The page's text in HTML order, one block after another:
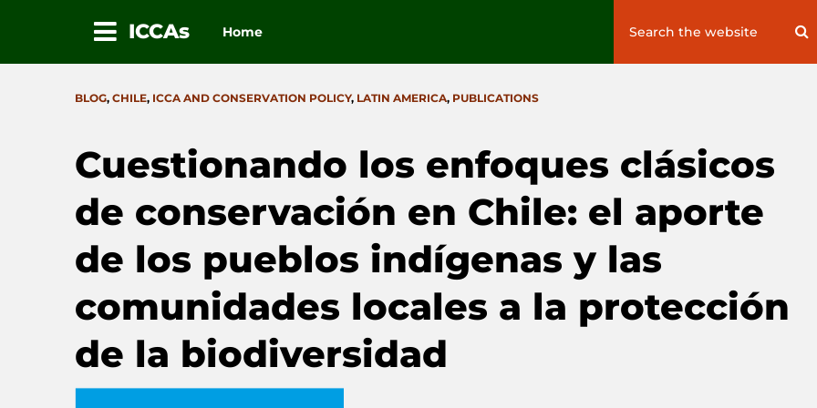
ICCAs Home
Search
CATEGORIES
BLOG, CHILE, ICCA AND CONSERVATION POLICY, LATIN AMERICA, PUBLICATIONS
Cuestionando los enfoques clásicos
de conservación en Chile: el aporte
de los pueblos indígenas y las
comunidades locales a la protección
de la biodiversidad